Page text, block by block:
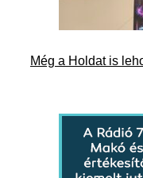
Még a Holdat is